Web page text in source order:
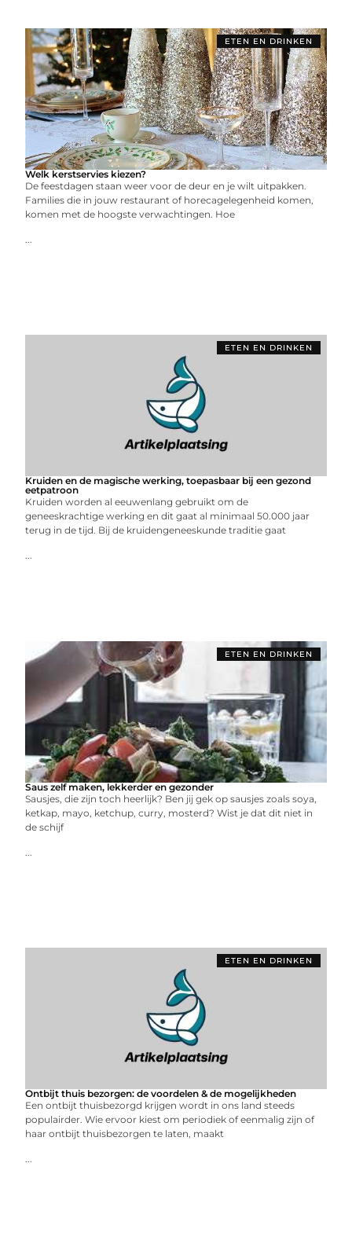
ETEN EN DRINKEN
Welk kerstservies kiezen?
De feestdagen staan weer voor de deur en je wilt uitpakken.
Families die in jouw restaurant of horecagelegenheid komen,
komen met de hoogste verwachtingen. Hoe
...
ETEN EN DRINKEN
Kruiden en de magische werking, toepasbaar bij een gezond
eetpatroon
Kruiden worden al eeuwenlang gebruikt om de
geneeskrachtige werking en dit gaat al minimaal 50.000 jaar
terug in de tijd. Bij de kruidengeneeskunde traditie gaat
...
ETEN EN DRINKEN
Saus zelf maken, lekkerder en gezonder
Sausjes, die zijn toch heerlijk? Ben jij gek op sausjes zoals soya,
ketkap, mayo, ketchup, curry, mosterd? Wist je dat dit niet in
de schijf
...
ETEN EN DRINKEN
Ontbijt thuis bezorgen: de voordelen & de mogelijkheden
Een ontbijt thuisbezorgd krijgen wordt in ons land steeds
populairder. Wie ervoor kiest om periodiek of eenmalig zijn of
haar ontbijt thuisbezorgen te laten, maakt
...